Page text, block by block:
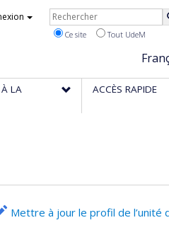
de
la
Rechercher
Ce site Tout UdeM
À LA ACCÈS RAPIDE
Mettre à jour le profil de l’unité